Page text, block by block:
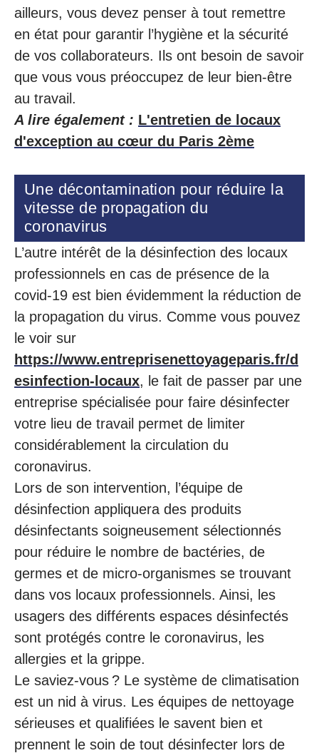
ailleurs, vous devez penser à tout remettre
en état pour garantir l’hygiène et la sécurité
de vos collaborateurs. Ils ont besoin de savoir
que vous vous préoccupez de leur bien-être
au travail.
A lire également : L'entretien de locaux
d'exception au cœur du Paris 2ème
Une décontamination pour réduire la
vitesse de propagation du
coronavirus
L’autre intérêt de la désinfection des locaux
professionnels en cas de présence de la
covid-19 est bien évidemment la réduction de
la propagation du virus. Comme vous pouvez
le voir sur
https://www.entreprisenettoyageparis.fr/d
esinfection-locaux, le fait de passer par une
entreprise spécialisée pour faire désinfecter
votre lieu de travail permet de limiter
considérablement la circulation du
coronavirus.
Lors de son intervention, l’équipe de
désinfection appliquera des produits
désinfectants soigneusement sélectionnés
pour réduire le nombre de bactéries, de
germes et de micro-organismes se trouvant
dans vos locaux professionnels. Ainsi, les
usagers des différents espaces désinfectés
sont protégés contre le coronavirus, les
allergies et la grippe.
Le saviez-vous ? Le système de climatisation
est un nid à virus. Les équipes de nettoyage
sérieuses et qualifiées le savent bien et
prennent le soin de tout désinfecter lors de